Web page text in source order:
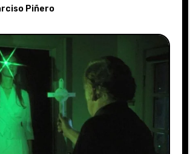
Piñero